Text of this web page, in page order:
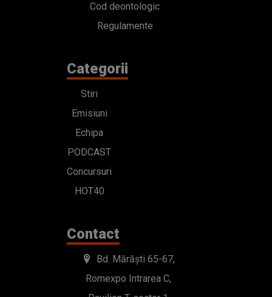
Cod deontologic
Regulamente
Categorii
Stiri
Emisiuni
Echipa
PODCAST
Concursuri
HOT40
Contact
Bd. Mărăști 65-67,
Romexpo Intrarea C,